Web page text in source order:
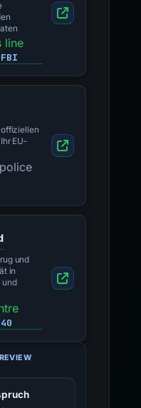
line
EU-
und
in
und